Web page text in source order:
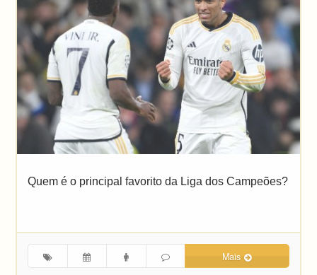
Quem é o principal favorito da Liga dos Campeões?
Mais